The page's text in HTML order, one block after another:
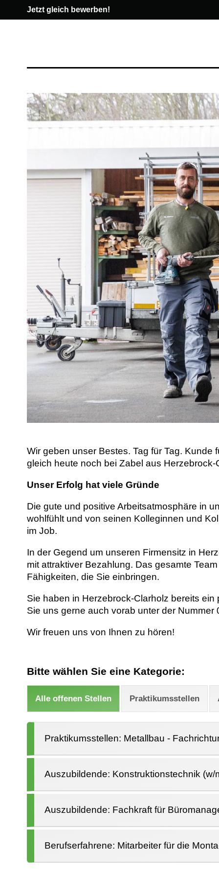
Jetzt gleich bewerben!
Wir geben unser Bestes. Tag für Tag.
gleich heute noch bei Zabel aus
Unser Erfolg hat viele Gründe
Die gute und positive Arbeitsatmosphäre in
wohlfühlt und von seinen Kolleginnen und
im Job.
In der Gegend um unseren Firmensitz in
mit attraktiver Bezahlung. Das gesamte
Fähigkeiten, die Sie einbringen.
Sie haben in Herzebrock-Clarholz bereits
Sie uns gerne auch vorab unter der
Wir freuen uns von Ihnen zu hören!
Bitte wählen Sie eine Kategorie:
Alle offenen Stellen Praktikumsstellen
Praktikumsstellen: Metallbau -
Auszubildende: Konstruktionstechnik (w/
Auszubildende: Fachkraft für
Berufserfahrene: Mitarbeiter für die